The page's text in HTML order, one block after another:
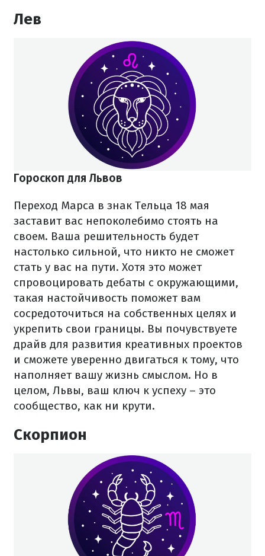
Лев
Гороскоп для Львов
Переход Марса в знак Тельца 18 мая
заставит вас непоколебимо стоять на
своем. Ваша решительность будет
настолько сильной, что никто не сможет
стать у вас на пути. Хотя это может
спровоцировать дебаты с окружающими,
такая настойчивость поможет вам
сосредоточиться на собственных целях и
укрепить свои границы. Вы почувствуете
драйв для развития креативных проектов
и сможете уверенно двигаться к тому, что
наполняет вашу жизнь смыслом. Но в
целом, Львы, ваш ключ к успеху – это
сообщество, как ни крути.
Скорпион